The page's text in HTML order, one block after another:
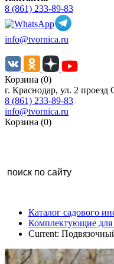
8 (861) 233-89-83
info@tvornica.ru
Корзина (0)
г. Краснодар, ул. 2 проезд
8 (861) 233-89-83
info@tvornica.ru
Корзина (0)
Каталог садового
Комплектующие для
Current: